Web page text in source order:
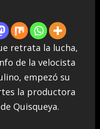
retrata la lucha,
de la velocista
empezó su
la productora
Quisqueya.